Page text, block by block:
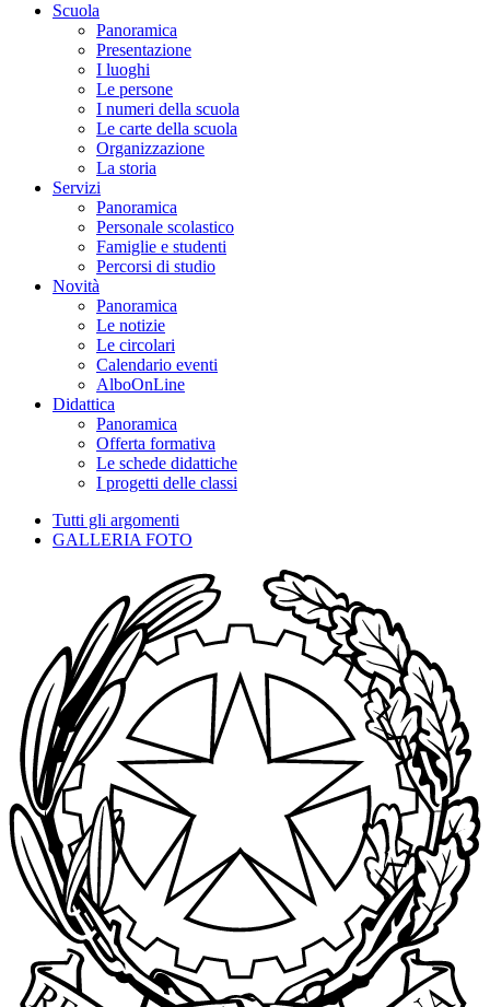
Scuola
Panoramica
Presentazione
I luoghi
Le persone
I numeri della scuola
Le carte della scuola
Organizzazione
La storia
Servizi
Panoramica
Personale scolastico
Famiglie e studenti
Percorsi di studio
Novità
Panoramica
Le notizie
Le circolari
Calendario eventi
AlboOnLine
Didattica
Panoramica
Offerta formativa
Le schede didattiche
I progetti delle classi
Tutti gli argomenti
GALLERIA FOTO